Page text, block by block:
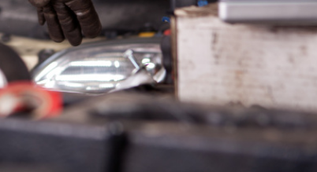
Kmetijsko premoženje
Posevki in živina